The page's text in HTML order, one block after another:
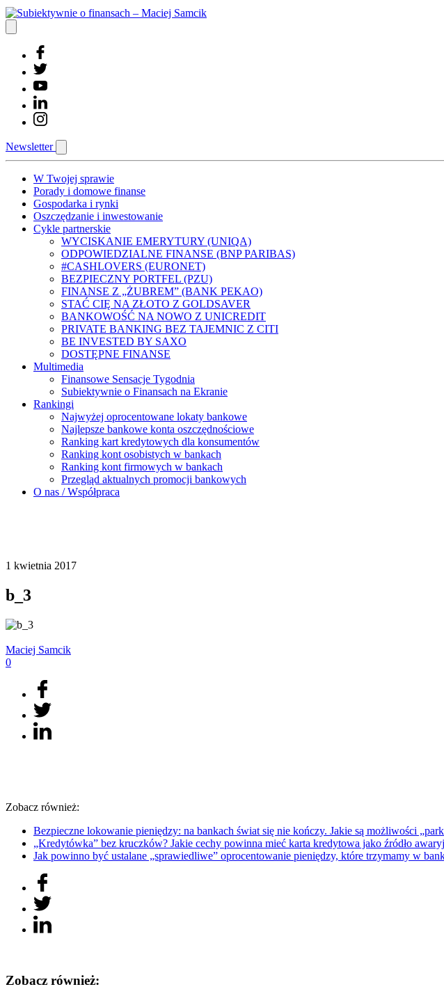
Newsletter
W Twojej sprawie
Porady i domowe finanse
Gospodarka i rynki
Oszczędzanie i inwestowanie
Cykle partnerskie
WYCISKANIE EMERYTURY (UNIQA)
ODPOWIEDZIALNE FINANSE (BNP PARIBAS)
#CASHLOVERS (EURONET)
BEZPIECZNY PORTFEL (PZU)
FINANSE Z „ŻUBREM” (BANK PEKAO)
STAĆ CIĘ NA ZŁOTO Z GOLDSAVER
BANKOWOŚĆ NA NOWO Z UNICREDIT
PRIVATE BANKING BEZ TAJEMNIC Z CITI
BE INVESTED BY SAXO
DOSTĘPNE FINANSE
Multimedia
Finansowe Sensacje Tygodnia
Subiektywnie o Finansach na Ekranie
Rankingi
Najwyżej oprocentowane lokaty bankowe
Najlepsze bankowe konta oszczędnościowe
Ranking kart kredytowych dla konsumentów
Ranking kont osobistych w bankach
Ranking kont firmowych w bankach
Przegląd aktualnych promocji bankowych
O nas / Współpraca
1 kwietnia 2017
b_3
Maciej Samcik
0
Zobacz również:
Bezpieczne lokowanie pieniędzy: na bankach świat się nie kończy. Jakie są możliwości
„Kredytówka” bez kruczków? Jakie cechy powinna mieć karta kredytowa jako źródło
Jak powinno być ustalane „sprawiedliwe” oprocentowanie pieniędzy, które trzymamy w
Zobacz również: